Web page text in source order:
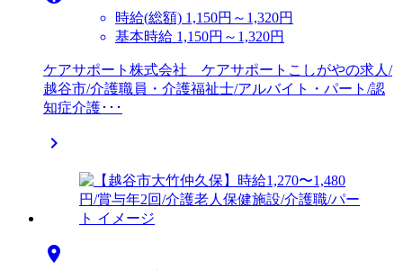
時給(総額) 1,150円～1,320円
基本時給 1,150円～1,320円
ケアサポート株式会社 ケアサポートこしがやの求人/
越谷市/介護職員・介護福祉士/アルバイト・パート/認
知症介護･･･

